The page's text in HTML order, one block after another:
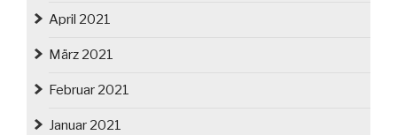
April 2021
März 2021
Februar 2021
Januar 2021